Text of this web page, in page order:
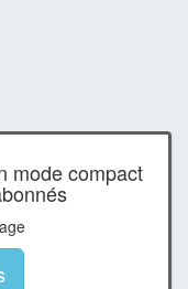
mode compact